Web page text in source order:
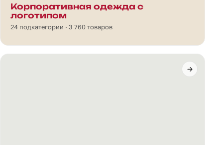
Корпоративная одежда с
логотипом
24 подкатегории · 3 760 товаров